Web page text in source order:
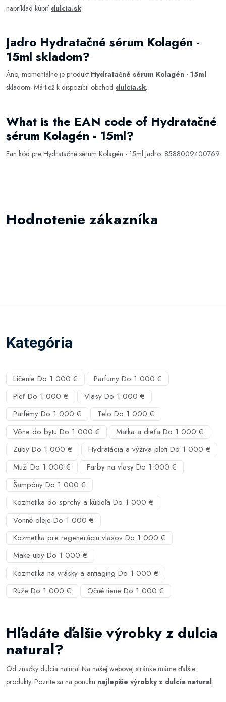
napríklad kúpiť dulcia.sk.
Jadro Hydratačné sérum Kolagén -
15ml skladom?
Áno, momentálne je produkt Hydratačné sérum Kolagén - 15ml
skladom. Má tiež k dispozícii obchod dulcia.sk.
What is the EAN code of Hydratačné
sérum Kolagén - 15ml?
Ean kód pre Hydratačné sérum Kolagén - 15ml Jadro: 8588009400769
Hodnotenie zákazníka
Kategória
Líčenie Do 1 000 €
Parfumy Do 1 000 €
Pleť Do 1 000 €
Vlasy Do 1 000 €
Parfémy Do 1 000 €
Telo Do 1 000 €
Vône do bytu Do 1 000 €
Matka a dieťa Do 1 000 €
Zuby Do 1 000 €
Hydratácia a výživa pleti Do 1 000 €
Muži Do 1 000 €
Farby na vlasy Do 1 000 €
Šampóny Do 1 000 €
Kozmetika do sprchy a kúpeľa Do 1 000 €
Vonné oleje Do 1 000 €
Kozmetika pre regeneráciu vlasov Do 1 000 €
Make upy Do 1 000 €
Kozmetika na vrásky a antiaging Do 1 000 €
Rúže Do 1 000 €
Očné tiene Do 1 000 €
Hľadáte ďalšie výrobky z dulcia
natural?
Od značky dulcia natural Na našej webovej stránke máme ďalšie
produkty. Pozrite sa na ponuku najlepšie výrobky z dulcia natural.